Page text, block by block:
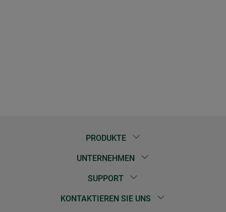
PRODUKTE
UNTERNEHMEN
SUPPORT
KONTAKTIEREN SIE UNS